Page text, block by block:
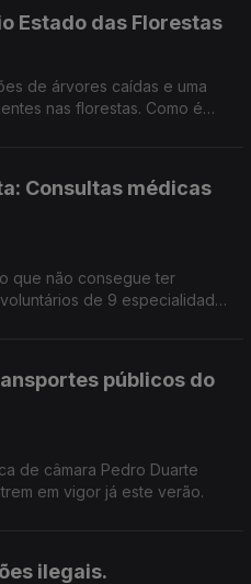
Estado das Florestas
de árvores caídas e uma
nas florestas. Como é
Consultas médicas
que não consegue ter
de 9 especialidades
públicos do
Pedro Duarte
em vigor já este verão.
ilegais.